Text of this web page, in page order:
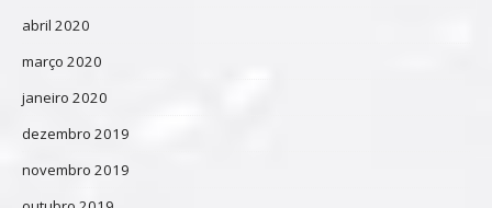
abril 2020
março 2020
janeiro 2020
dezembro 2019
novembro 2019